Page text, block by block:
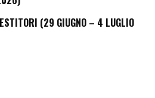
(29 GIUGNO – 4 LUGLIO